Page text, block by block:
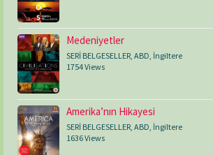
Medeniyetler
SERİ BELGESELLER ABD İngiltere
1754 Views
Amerika’nın Hikayesi
SERİ BELGESELLER, ABD, İngiltere
1636 Views